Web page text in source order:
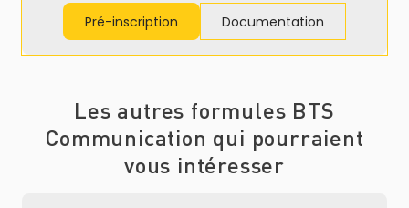
Pré-inscription Documentation
Les autres formules BTS
Communication qui pourraient
vous intéresser